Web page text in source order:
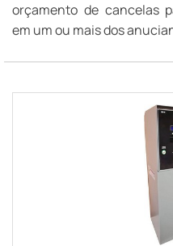
orçamento de cancelas
em um ou mais dos